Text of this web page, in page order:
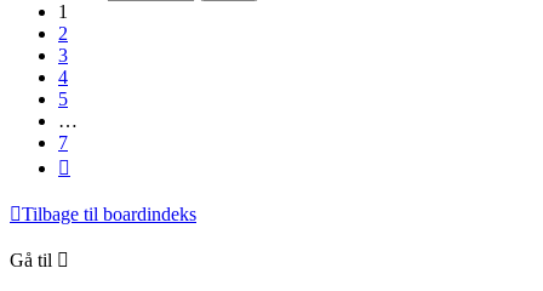
1
2
3
4
5
…
7
Tilbage til boardindeks
Gå til